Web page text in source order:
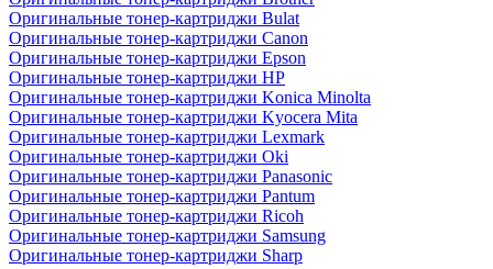
Оригинальные тонер-картриджи Bulat
Оригинальные тонер-картриджи Canon
Оригинальные тонер-картриджи Epson
Оригинальные тонер-картриджи HP
Оригинальные тонер-картриджи Konica Minolta
Оригинальные тонер-картриджи Kyocera Mita
Оригинальные тонер-картриджи Lexmark
Оригинальные тонер-картриджи Oki
Оригинальные тонер-картриджи Panasonic
Оригинальные тонер-картриджи Pantum
Оригинальные тонер-картриджи Ricoh
Оригинальные тонер-картриджи Samsung
Оригинальные тонер-картриджи Sharp